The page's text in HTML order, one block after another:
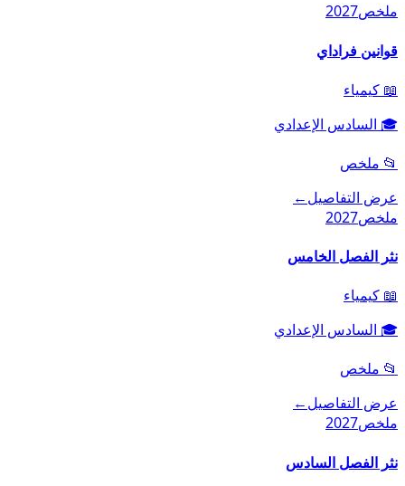
ملخص2027
قوانين فراداي
📖 كيمياء
🎓 السادس الإعدادي
📂 ملخص
عرض التفاصيل←
ملخص2027
نثر الفصل الخامس
📖 كيمياء
🎓 السادس الإعدادي
📂 ملخص
عرض التفاصيل←
ملخص2027
نثر الفصل السادس